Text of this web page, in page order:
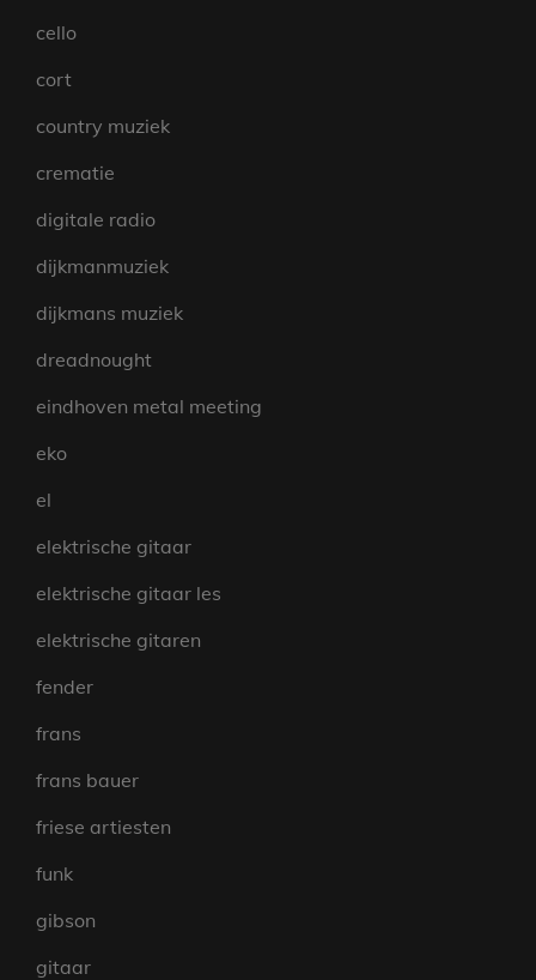
cello
cort
country muziek
crematie
digitale radio
dijkmanmuziek
dijkmans muziek
dreadnought
eindhoven metal meeting
eko
el
elektrische gitaar
elektrische gitaar les
elektrische gitaren
fender
frans
frans bauer
friese artiesten
funk
gibson
gitaar